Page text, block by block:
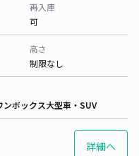
再入庫
可
高さ
制限なし
ンボックス大型車・SUV
詳細へ